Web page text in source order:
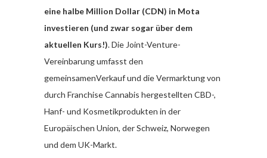
eine halbe Million Dollar (CDN) in Mota
investieren (und zwar sogar über dem
aktuellen Kurs!). Die Joint-Venture-
Vereinbarung umfasst den
gemeinsamenVerkauf und die Vermarktung von
durch Franchise Cannabis hergestellten CBD-,
Hanf- und Kosmetikprodukten in der
Europäischen Union, der Schweiz, Norwegen
und dem UK-Markt.